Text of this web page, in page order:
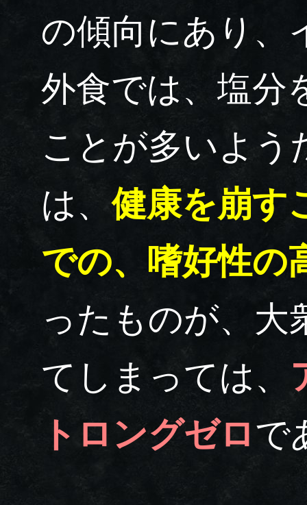
の傾向にあり、
外食では、塩分
ことが多いよう
は、健康を崩す
での、嗜好性の
ったものが、大
てしまっては、
トロングゼロで